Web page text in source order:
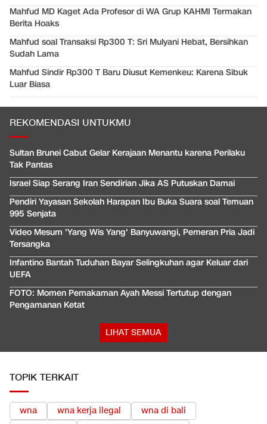
Mahfud MD Kaget Ada Profesor di WA Grup KAHMI Termakan
Berita Hoaks
Mahfud soal Transaksi Rp300 T: Sri Mulyani Hebat, Bersihkan
Sudah Lama
Mahfud Sindir Rp300 T Baru Diusut Kemenkeu: Karena Sibuk
Luar Biasa
REKOMENDASI UNTUKMU
Sultan Brunei Cabut Gelar Kerajaan Menantu karena Perilaku
Tak Pantas
Israel Siap Serang Iran Sendirian Jika AS Putuskan Damai
Pendiri Yayasan Sekolah Harapan Ibu Buka Suara soal Temuan
995 Senjata
Video Mesum 'Yang Wis Yang' Banyuwangi, Pemeran Pria Jadi
Tersangka
Infantino Bantah Tuduhan Bayar Selingkuhan agar Keluar dari
UEFA
FOTO: Momen Pemakaman Ayah Messi Tertutup dengan
Pengamanan Ketat
LIHAT SEMUA
TOPIK TERKAIT
wna wna kerja ilegal
wna di bali